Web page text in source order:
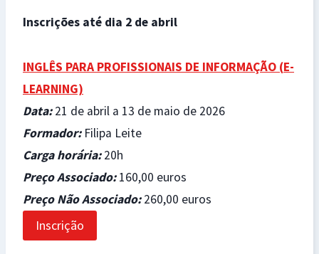
Inscrições até dia 2 de abril
INGLÊS PARA PROFISSIONAIS DE INFORMAÇÃO (E-
LEARNING)
Data: 21 de abril a 13 de maio de 2026
Formador: Filipa Leite
Carga horária:20h
Preço Associado:160,00 euros
Preço Não Associado:260,00 euros
Inscrição